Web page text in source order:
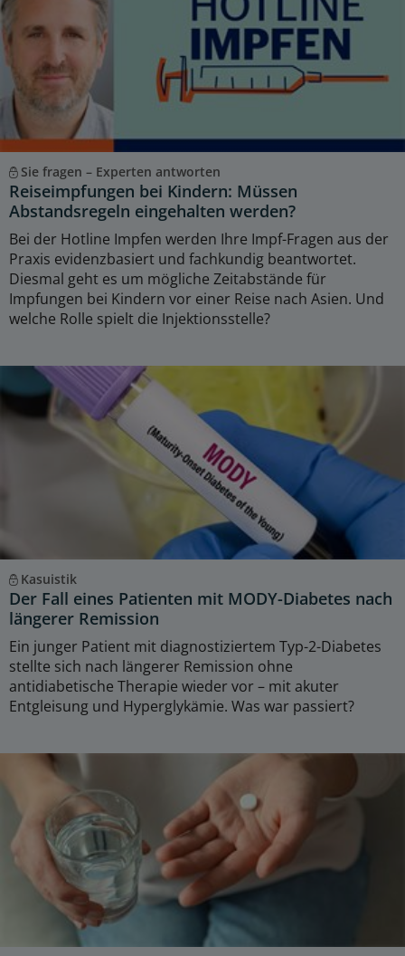
Sie fragen – Experten antworten
Reiseimpfungen bei Kindern: Müssen
Abstandsregeln eingehalten werden?
Bei der Hotline Impfen werden Ihre Impf-Fragen aus der
Praxis evidenzbasiert und fachkundig beantwortet.
Diesmal geht es um mögliche Zeitabstände für
Impfungen bei Kindern vor einer Reise nach Asien. Und
welche Rolle spielt die Injektionsstelle?
Kasuistik
Der Fall eines Patienten mit MODY-Diabetes nach
längerer Remission
Ein junger Patient mit diagnostiziertem Typ-2-Diabetes
stellte sich nach längerer Remission ohne
antidiabetische Therapie wieder vor – mit akuter
Entgleisung und Hyperglykämie. Was war passiert?